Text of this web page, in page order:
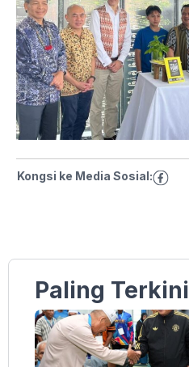
Kongsi ke Media Sosial:
Paling Terkini